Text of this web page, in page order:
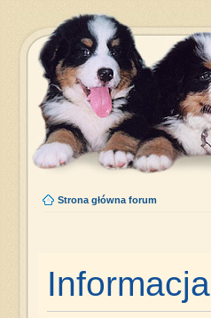
Strona główna forum
Informacja